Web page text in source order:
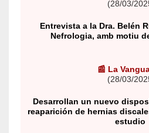
(28/03/
Entrevista a la Dra. Belén
Nefrologia, amb motiu
📰 La
(28/03/
Desarrollan un nuevo
reaparición de hernias
estudio